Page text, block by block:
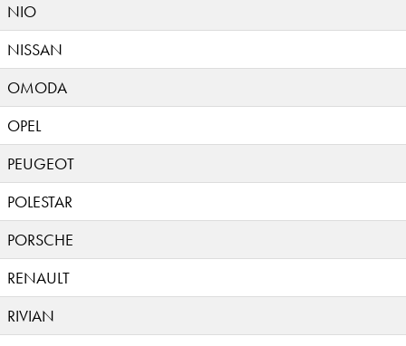
NIO
NISSAN
OMODA
OPEL
PEUGEOT
POLESTAR
PORSCHE
RENAULT
RIVIAN